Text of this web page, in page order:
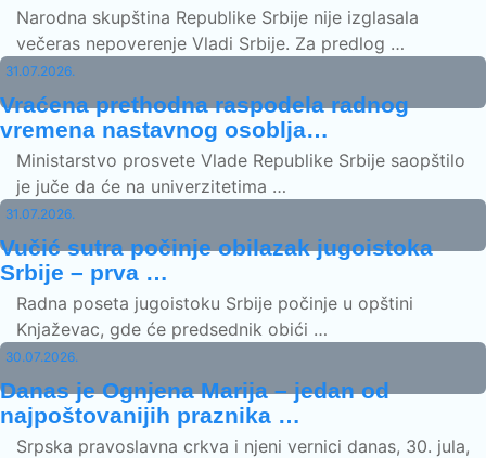
Narodna skupština Republike Srbije nije izglasala
večeras nepoverenje Vladi Srbije. Za predlog …
31.07.2026.
Vraćena prethodna raspodela radnog
vremena nastavnog osoblja…
Ministarstvo prosvete Vlade Republike Srbije saopštilo
je juče da će na univerzitetima …
31.07.2026.
Vučić sutra počinje obilazak jugoistoka
Srbije – prva …
Radna poseta jugoistoku Srbije počinje u opštini
Knjaževac, gde će predsednik obići …
30.07.2026.
Danas je Ognjena Marija – jedan od
najpoštovanijih praznika …
Srpska pravoslavna crkva i njeni vernici danas, 30. jula,